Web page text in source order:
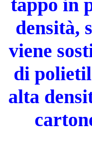
tappo in
densità,
viene
di
alta